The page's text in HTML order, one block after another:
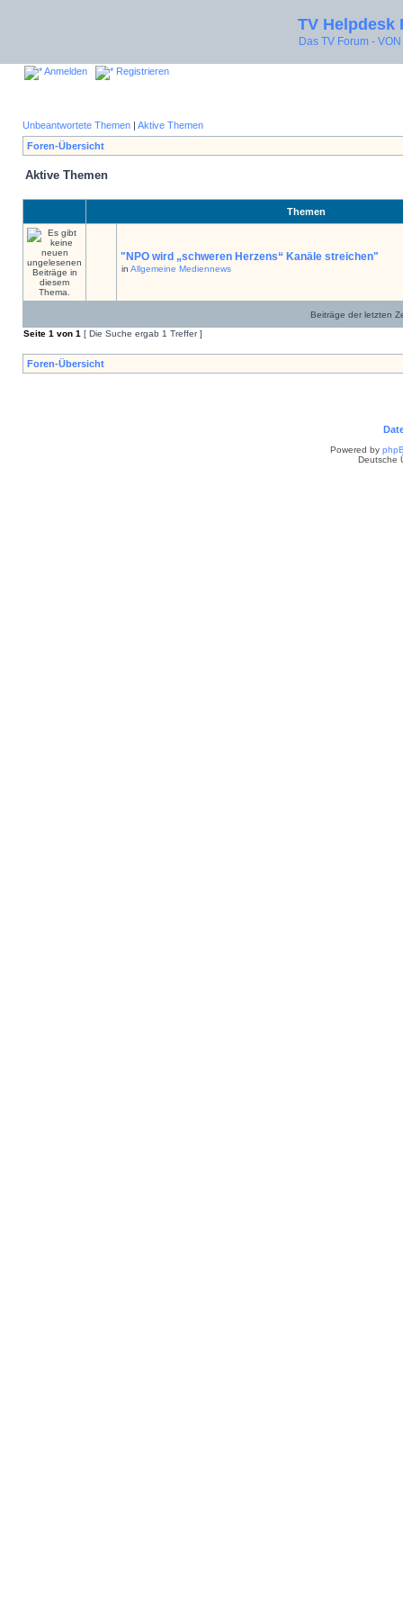
TV Helpdesk
Das TV Forum -
Anmelden Registrieren
Unbeantwortete Themen | Aktive Themen
Foren-Übersicht
Aktive Themen
Themen
"NPO wird „schweren Herzens“ Kanäle streichen"
in Allgemeine Mediennews
Beiträge der letzten
Seite 1 von 1 [ Die Suche ergab 1 Treffer ]
Foren-Übersicht
Powered by
Deutsche